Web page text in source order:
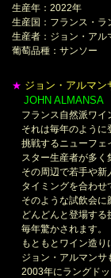
生産年：2022年
生産国：フランス・ラ
生産者：ジョン・アル
葡萄品種：サンソー
★ ジョン・アルマン
JOHN ALMANSA
フランス自然派ワイ
それは毎年のように
挑戦するニューフェ
スター生産者が多く
その周辺で若手や新
タイミングを合わせ
そのような試飲会に
どんどんと登場する
毎年驚かされます。
もともとワイン造り
ジョン・アルマンサ
2003年にラングド